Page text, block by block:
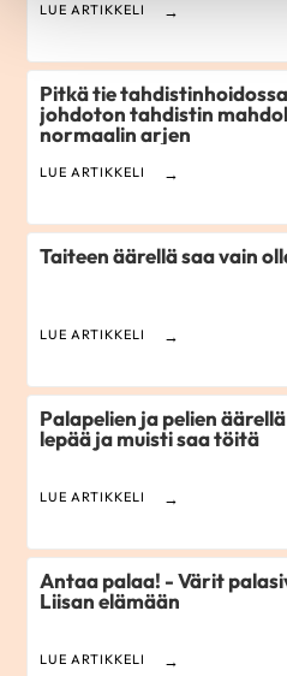
LUE ARTIKKELI
Pitkä tie
johdoton tahdistin
normaalin arjen
LUE ARTIKKELI
Taiteen äärellä saa vain
LUE ARTIKKELI
Palapelien ja pelien
lepää ja muisti saa töitä
LUE ARTIKKELI
Antaa palaa! - Värit
Liisan elämään
LUE ARTIKKELI